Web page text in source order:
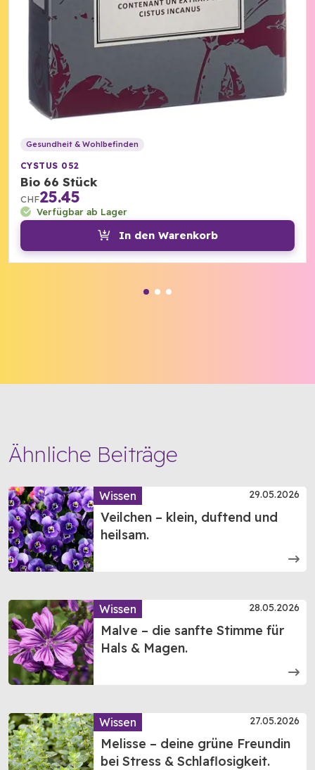
Gesundheit & Wohlbefinden
CYSTUS 052
Bio 66 Stück
CHF25.45
Verfügbar ab Lager
In den Warenkorb
Ähnliche Beiträge
Wissen 29.05.2026
Veilchen – klein, duftend und
heilsam.
Wissen 28.05.2026
Malve – die sanfte Stimme für
Hals & Magen.
Wissen 27.05.2026
Melisse – deine grüne Freundin
bei Stress & Schlaflosigkeit.